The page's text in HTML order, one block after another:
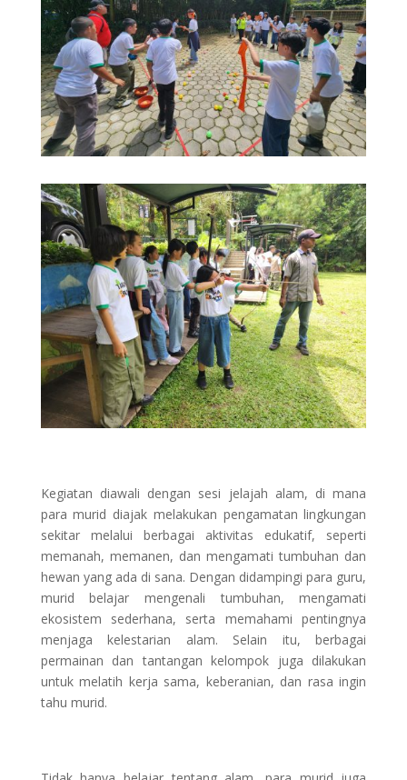
Kegiatan diawali dengan sesi jelajah alam, di mana
para murid diajak melakukan pengamatan lingkungan
sekitar melalui berbagai aktivitas edukatif, seperti
memanah, memanen, dan mengamati tumbuhan dan
hewan yang ada di sana. Dengan didampingi para guru,
murid belajar mengenali tumbuhan, mengamati
ekosistem sederhana, serta memahami pentingnya
menjaga kelestarian alam. Selain itu, berbagai
permainan dan tantangan kelompok juga dilakukan
untuk melatih kerja sama, keberanian, dan rasa ingin
tahu murid.